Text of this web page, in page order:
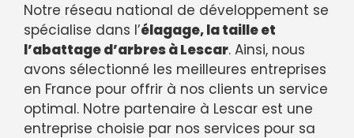
Notre réseau national de développement se
spécialise dans l’élagage, la taille et
l’abattage d’arbres à Lescar. Ainsi, nous
avons sélectionné les meilleures entreprises
en France pour offrir à nos clients un service
optimal. Notre partenaire à Lescar est une
entreprise choisie par nos services pour sa